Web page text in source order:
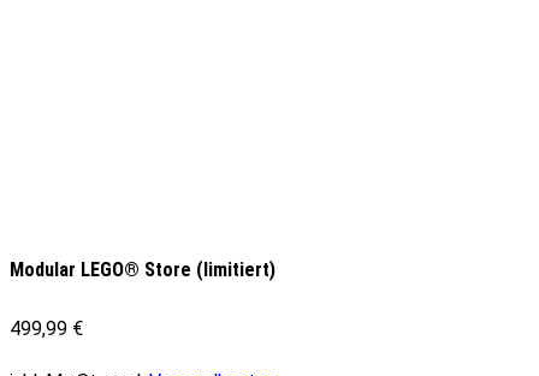
Modular LEGO® Store (limitiert)
499,99 €